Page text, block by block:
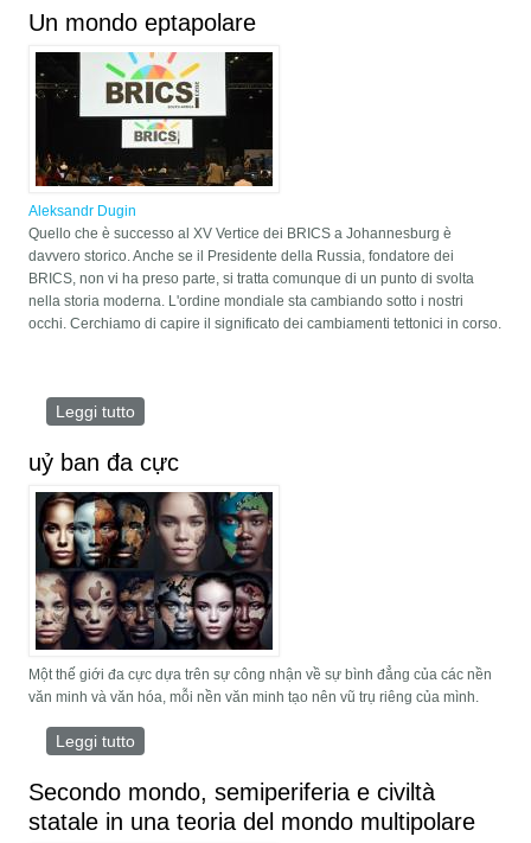
Un mondo eptapolare
Aleksandr Dugin
Quello che è successo al XV Vertice dei BRICS a Johannesburg è
davvero storico. Anche se il Presidente della Russia, fondatore dei
BRICS, non vi ha preso parte, si tratta comunque di un punto di svolta
nella storia moderna. L'ordine mondiale sta cambiando sotto i nostri
occhi. Cerchiamo di capire il significato dei cambiamenti tettonici in corso.
Leggi tutto
uỷ ban đa cực
Một thế giới đa cực dựa trên sự công nhận về sự bình đẳng của các nền
văn minh và văn hóa, mỗi nền văn minh tạo nên vũ trụ riêng của mình.
Leggi tutto
Secondo mondo, semiperiferia e civiltà
statale in una teoria del mondo multipolare